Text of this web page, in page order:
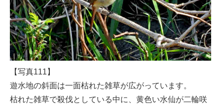
【写真111】
遊水地の斜面は一面枯れた雑草が広がっています。
枯れた雑草で殺伐としている中に、黄色い水仙が二輪咲